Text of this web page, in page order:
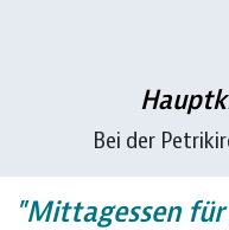
Bei der
"Mittagessen